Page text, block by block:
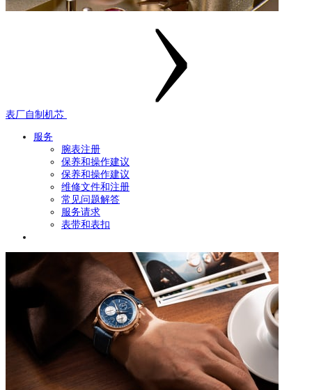
表厂自制机芯
服务
腕表注册
保养和操作建议
保养和操作建议
维修文件和注册
常见问题解答
服务请求
表带和表扣